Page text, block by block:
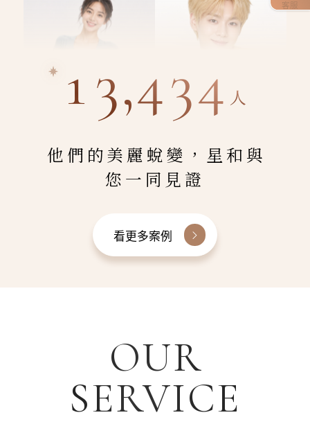
客服
13,434 人
他們的美麗蛻變，星和與
您一同見證
看更多案例
OUR
SERVICE